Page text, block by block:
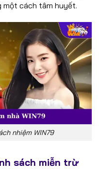
một cách tâm huyết.
nhiệm WIN79
sách miễn trừ